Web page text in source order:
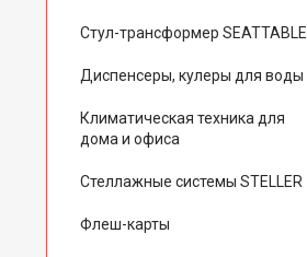
Стул-трансформер SEATTABLE
Диспенсеры, кулеры для воды
Климатическая техника для
дома и офиса
Стеллажные системы STELLER
Флеш-карты